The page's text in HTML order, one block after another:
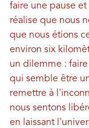
faire une pause et
réalise que nous
que nous étions
environ six
un dilemme :
qui semble être
remettre à
nous sentons
en laissant